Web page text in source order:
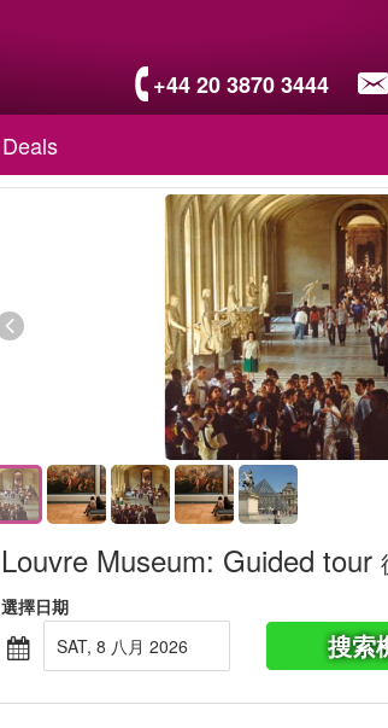
+44 20 3870 3444
Deals
Louvre Museum: Guided tour
選擇日期
SAT, 8 八月 2026
搜索